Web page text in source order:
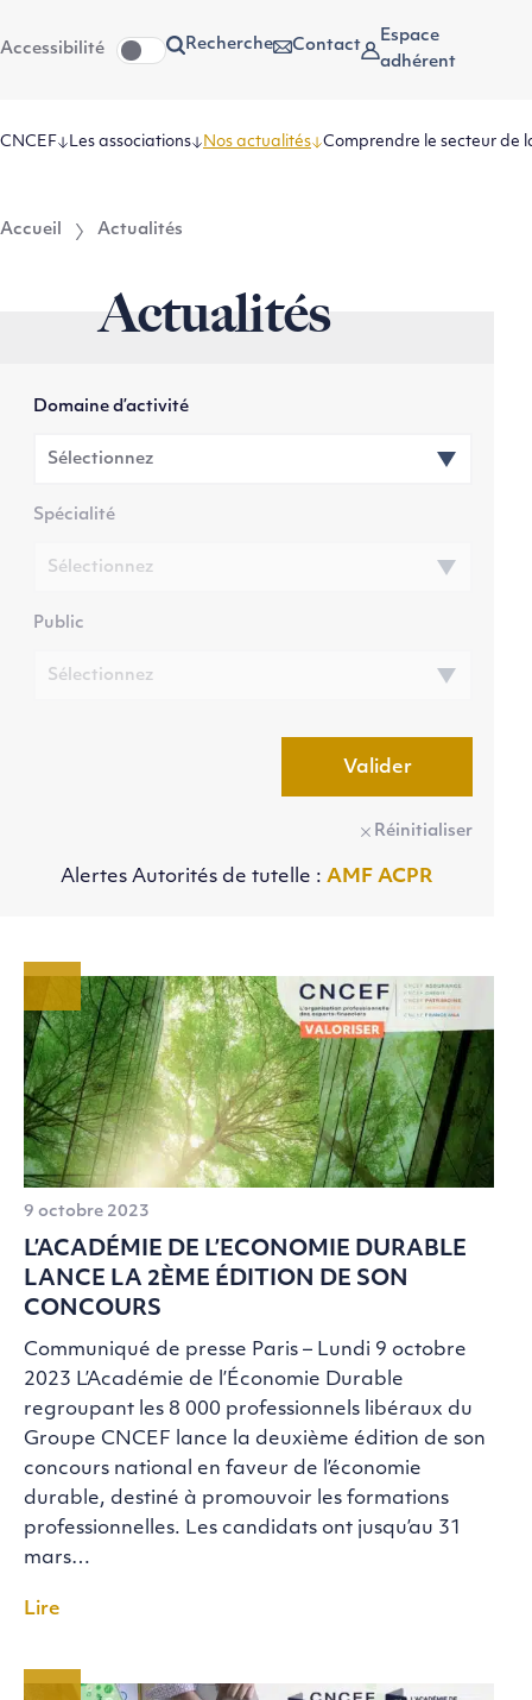
au
contenu
Accessibilité Recherche Contact
Espace
adhérent
CNCEF Les associations Nos actualités Comprendre le secteur de
Accueil Actualités
Actualités
Alertes Autorités de tutelle : AMF ACPR
Domaine d’activité
Spécialité
Public
Valider
Réinitialiser
9 octobre 2023
L’ACADÉMIE DE L’ECONOMIE DURABLE
LANCE LA 2ÈME ÉDITION DE SON
CONCOURS
Communiqué de presse Paris – Lundi 9 octobre
2023 L’Académie de l’Économie Durable
regroupant les 8 000 professionnels libéraux du
Groupe CNCEF lance la deuxième édition de son
concours national en faveur de l’économie
durable, destiné à promouvoir les formations
professionnelles. Les candidats ont jusqu’au 31
mars…
Lire